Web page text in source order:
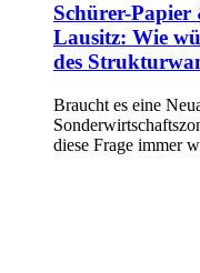
Schürer-Papier
Lausitz: Wie
des
Braucht es eine
diese Frage immer